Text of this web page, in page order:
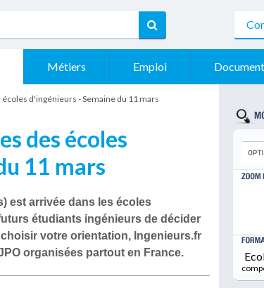
Métiers Emploi
d'ingénieurs - Semaine du 11 mars
des écoles
11 mars
est arrivée dans les écoles
étudiants ingénieurs de décider
votre orientation, Ingenieurs.fr
organisées partout en France.